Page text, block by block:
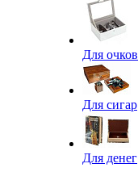
Для очков
Для сигар
Для денег